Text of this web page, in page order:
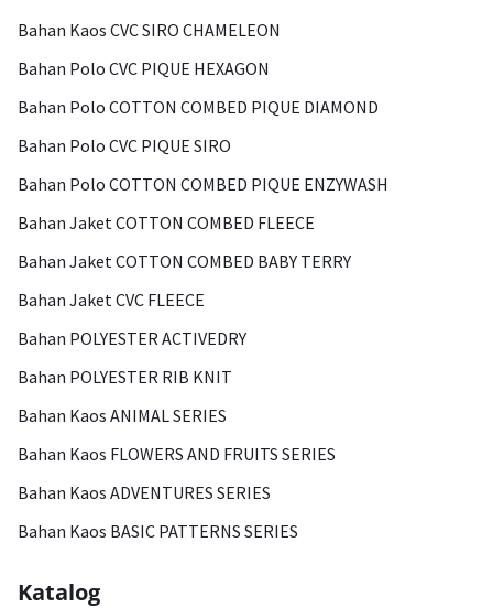
Bahan Kaos CVC SIRO CHAMELEON
Bahan Polo CVC PIQUE HEXAGON
Bahan Polo COTTON COMBED PIQUE DIAMOND
Bahan Polo CVC PIQUE SIRO
Bahan Polo COTTON COMBED PIQUE ENZYWASH
Bahan Jaket COTTON COMBED FLEECE
Bahan Jaket COTTON COMBED BABY TERRY
Bahan Jaket CVC FLEECE
Bahan POLYESTER ACTIVEDRY
Bahan POLYESTER RIB KNIT
Bahan Kaos ANIMAL SERIES
Bahan Kaos FLOWERS AND FRUITS SERIES
Bahan Kaos ADVENTURES SERIES
Bahan Kaos BASIC PATTERNS SERIES
Katalog